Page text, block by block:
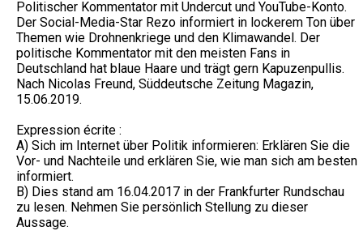
Politischer Kommentator mit Undercut und YouTube-Konto.
Der Social-Media-Star Rezo informiert in lockerem Ton über
Themen wie Drohnenkriege und den Klimawandel. Der
politische Kommentator mit den meisten Fans in
Deutschland hat blaue Haare und trägt gern Kapuzenpullis.
Nach Nicolas Freund, Süddeutsche Zeitung Magazin,
15.06.2019.
Expression écrite :
A) Sich im Internet über Politik informieren: Erklären Sie die
Vor- und Nachteile und erklären Sie, wie man sich am besten
informiert.
B) Dies stand am 16.04.2017 in der Frankfurter Rundschau
zu lesen. Nehmen Sie persönlich Stellung zu dieser
Aussage.